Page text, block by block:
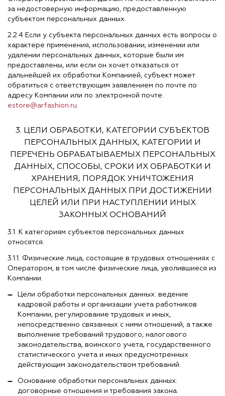
за недостоверную информацию, предоставленную
субъектом персональных данных.
2.2.4 Если у субъекта персональных данных есть вопросы о
характере применения, использовании, изменении или
удалении персональных данных, которые были им
предоставлены, или если он хочет отказаться от
дальнейшей их обработки Компанией, субъект может
обратиться с ответствующим заявлением по почте по
адресу Компании или по электронной почте:
estore@arfashion.ru.
3. ЦЕЛИ ОБРАБОТКИ, КАТЕГОРИИ СУБЪЕКТОВ
ПЕРСОНАЛЬНЫХ ДАННЫХ, КАТЕГОРИИ И
ПЕРЕЧЕНЬ ОБРАБАТЫВАЕМЫХ ПЕРСОНАЛЬНЫХ
ДАННЫХ, СПОСОБЫ, СРОКИ ИХ ОБРАБОТКИ И
ХРАНЕНИЯ, ПОРЯДОК УНИЧТОЖЕНИЯ
ПЕРСОНАЛЬНЫХ ДАННЫХ ПРИ ДОСТИЖЕНИИ
ЦЕЛЕЙ ИЛИ ПРИ НАСТУПЛЕНИИ ИНЫХ
ЗАКОННЫХ ОСНОВАНИЙ
3.1. К категориям субъектов персональных данных
относятся:
3.1.1. Физические лица, состоящие в трудовых отношениях с
Оператором, в том числе физические лица, уволившиеся из
Компании.
Цели обработки персональных данных: ведение
кадровой работы и организации учета работников
Компании, регулирование трудовых и иных,
непосредственно связанных с ними отношений, а также
выполнение требований трудового, налогового
законодательства, воинского учета, государственного
статистического учета и иных предусмотренных
действующим законодательством требований.
Основание обработки персональных данных:
договорные отношения и требования закона.